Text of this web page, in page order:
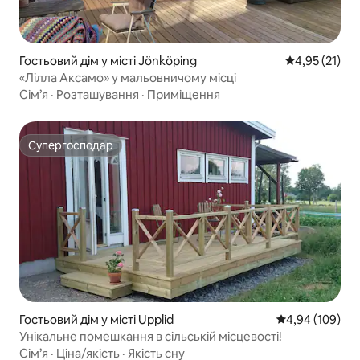
Гостьовий дім у місті Jönköping Середня
4,95 (21)
«Лілла Аксамо» у мальовничому місці
Сім’я · Розташування · Приміщення
Супергосподар
Супергосподар
Гостьовий дім у місті Upplid Середня
4,94 (109)
Унікальне помешкання в сільській місцевості!
Сім’я · Ціна/якість · Якість сну